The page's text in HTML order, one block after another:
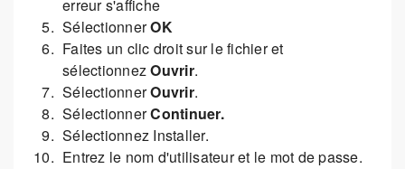
erreur s'affiche
SélectionnerOK
Faites un clic droit sur le fichier et
sélectionnezOuvrir.
SélectionnerOuvrir.
SélectionnerContinuer.
Sélectionnez Installer.
Entrez le nom d'utilisateur et le mot de passe.